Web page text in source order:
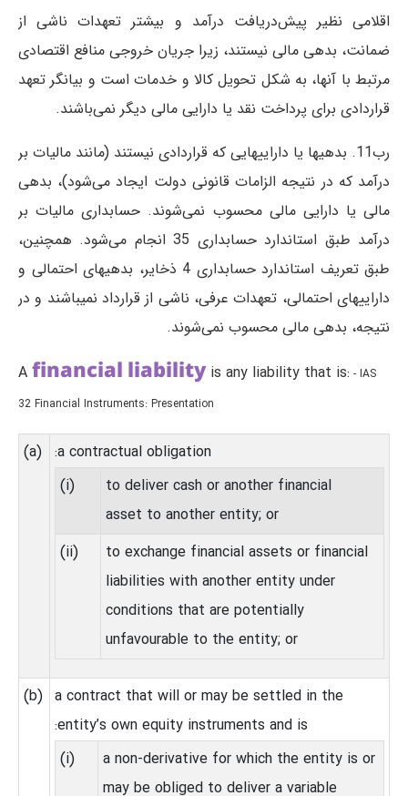
اقلامی نظیر پیش‌دریافت درآمد و بیشتر تعهدات ناشی از
ضمانت، بدهی مالی نیستند، زیرا جریان خروجی منافع اقتصادی
مرتبط با آنها، به شكل تحویل كالا و خدمات است و بیانگر تعهد
قرار‌دادی برای پرداخت نقد یا دارایی مالی دیگر نمی‌باشند.
رب11. بدهیها یا داراییهایی كه قرار‌دادی نیستند (مانند مالیات بر
درآمد که در نتیجه الزامات قانونی دولت ایجاد می‌شود)، بدهی
مالی یا دارایی مالی محسوب نمی‌شوند. حسابداری مالیات بر
درآمد طبق استاندارد حسابداری 35 انجام می‌شود. همچنین،
طبق تعریف استاندارد حسابداری 4 ذخایر، بدهیهای احتمالی و
داراییهای احتمالی، تعهدات عرفی، ناشی از قرار‌داد نمی‎باشند و در
نتیجه، بدهی مالی محسوب نمی‌شوند.
Afinancial liabilityis any liability that is:- IAS
32 Financial Instruments: Presentation
a contractual obligation:
to deliver cash or another financial
asset to another entity; or
to exchange financial assets or financial
liabilities with another entity under
conditions that are potentially
unfavourable to the entity; or
(a)
a contract that will or may be settled in the
entity’s own equity instruments and is:
a non‑derivative for which the entity is or
may be obliged to deliver a variable
(b)